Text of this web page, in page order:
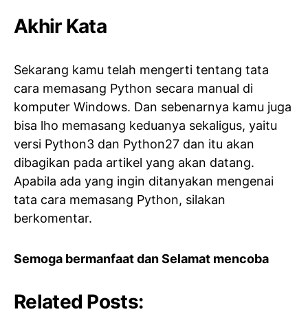
Akhir Kata
Sekarang kamu telah mengerti tentang tata
cara memasang Python secara manual di
komputer Windows. Dan sebenarnya kamu juga
bisa lho memasang keduanya sekaligus, yaitu
versi Python3 dan Python27 dan itu akan
dibagikan pada artikel yang akan datang.
Apabila ada yang ingin ditanyakan mengenai
tata cara memasang Python, silakan
berkomentar.
Semoga bermanfaat dan Selamat mencoba
Related Posts: